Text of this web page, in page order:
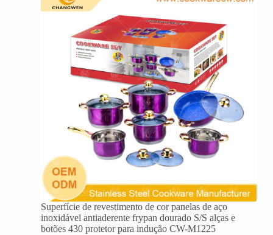
Superfície de revestimento de cor panelas de aço
inoxidável antiaderente frypan dourado S/S alças e
botões 430 protetor para indução CW-M1225